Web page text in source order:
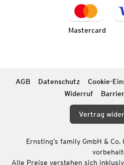
Mastercard
AGB Datenschutz Cookie-
Widerruf
Vertrag
Ernsting’s family GmbH &
Alle Preise verstehen sich